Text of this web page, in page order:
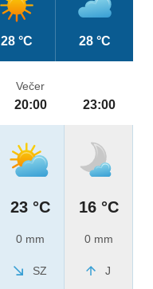
28 °C 28 °C
Večer
20:00
23 °C
0 mm
SZ
23:00
16 °C
0 mm
J